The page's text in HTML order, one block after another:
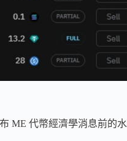
ME 代幣經濟學消息前的水